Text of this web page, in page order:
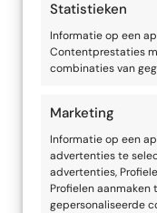
Statistieken
Informatie op een
Contentprestaties
combinaties van
Marketing
Informatie op een
advertenties te
advertenties,
Profielen
gepersonaliseerde